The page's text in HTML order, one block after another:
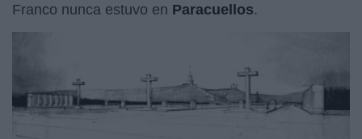
Franco nunca estuvo en Paracuellos.